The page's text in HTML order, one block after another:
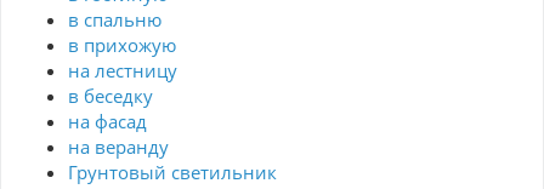
в спальню
в прихожую
на лестницу
в беседку
на фасад
на веранду
Грунтовый светильник